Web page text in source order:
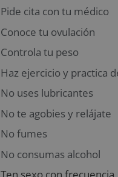
Pide cita con tu médico
Conoce tu ovulación
Controla tu peso
Haz ejercicio y practica
No uses lubricantes
No te agobies y relájate
No fumes
No consumas alcohol